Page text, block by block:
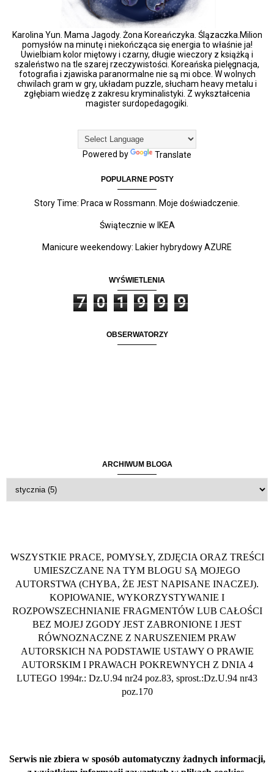
Karolina Yun. Mama Jagody. Żona Koreańczyka. Ślązaczka.Milion
pomysłów na minutę i niekończąca się energia to właśnie ja!
Uwielbiam kolor miętowy i czarny, długie wieczory z książką i
szaleństwo na tle szarej rzeczywistości. Koreańska pielęgnacja,
fotografia i zjawiska paranormalne nie są mi obce. W wolnych
chwilach gram w gry, układam puzzle, słucham heavy metalu i
zgłębiam wiedzę z zakresu kryminalistyki. Z wykształcenia
magister surdopedagogiki.
Powered by Translate
POPULARNE POSTY
Story Time: Praca w Rossmann. Moje doświadczenie.
Świątecznie w IKEA
Manicure weekendowy: Lakier hybrydowy AZURE
WYŚWIETLENIA
7 0 1 9 9 9
OBSERWATORZY
ARCHIWUM BLOGA
WSZYSTKIE PRACE, POMYSŁY, ZDJĘCIA ORAZ TREŚCI
UMIESZCZANE NA TYM BLOGU SĄ MOJEGO
AUTORSTWA (CHYBA, ŻE JEST NAPISANE INACZEJ).
KOPIOWANIE, WYKORZYSTYWANIE I
ROZPOWSZECHNIANIE FRAGMENTÓW LUB CAŁOŚCI
BEZ MOJEJ ZGODY JEST ZABRONIONE I JEST
RÓWNOZNACZNE Z NARUSZENIEM PRAW
AUTORSKICH NA PODSTAWIE USTAWY O PRAWIE
AUTORSKIM I PRAWACH POKREWNYCH Z DNIA 4
LUTEGO 1994r.: Dz.U.94 nr24 poz.83, sprost.:Dz.U.94 nr43
poz.170
Serwis nie zbiera w sposób automatyczny żadnych informacji,